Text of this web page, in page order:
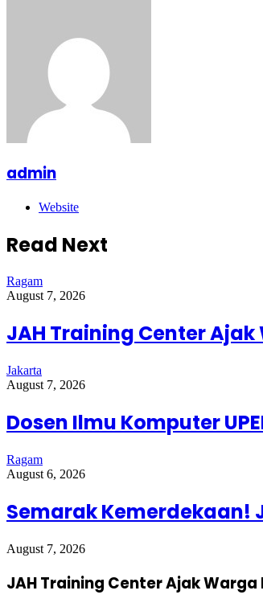
admin
Website
Read Next
Ragam
August 7, 2026
JAH Training Center
Jakarta
August 7, 2026
Dosen Ilmu Komputer
Ragam
August 6, 2026
Semarak Kemerdekaan!
August 7, 2026
JAH Training Center Ajak